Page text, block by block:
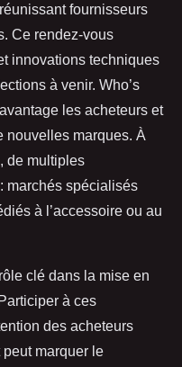
fournisseurs
Ce rendez-vous
innovations techniques
à venir. Who’s
les acheteurs et
nouvelles marques. À
de multiples
marchés spécialisés
à l’accessoire ou au
clé dans la mise en
à ces
des acheteurs
marquer le